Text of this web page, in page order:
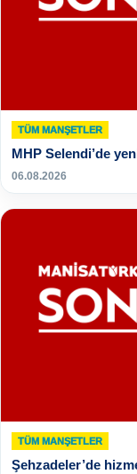
TÜM MANŞETLER
MHP Selendi’de
06.08.2026
TÜM MANŞETLER
Şehzadeler’de